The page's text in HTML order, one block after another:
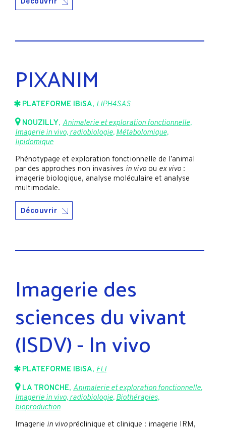
PIXANIM
PLATEFORME IBiSA, LIPH4SAS
NOUZILLY, Animalerie et exploration fonctionnelle,
Imagerie in vivo, radiobiologie,Métabolomique,
lipidomique
Phénotypage et exploration fonctionnelle de l’animal
par des approches non invasives in vivo ou ex vivo :
imagerie biologique, analyse moléculaire et analyse
multimodale.
Découvrir
Imagerie des
sciences du vivant
(ISDV) - In vivo
PLATEFORME IBiSA, FLI
LA TRONCHE, Animalerie et exploration fonctionnelle,
Imagerie in vivo, radiobiologie,Biothérapies,
bioproduction
Imagerie in vivopréclinique et clinique : imagerie IRM,